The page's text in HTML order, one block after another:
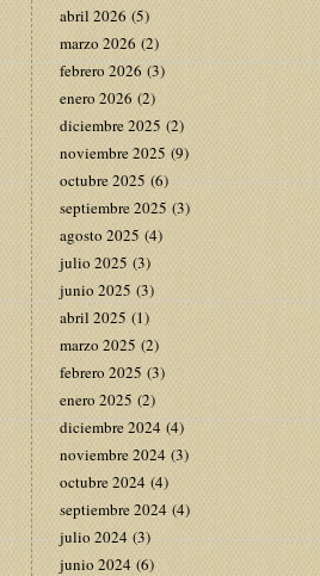
abril 2026 (5)
marzo 2026 (2)
febrero 2026(3)
enero 2026 (2)
diciembre 2025 (2)
noviembre 2025 (9)
octubre 2025(6)
septiembre 2025 (3)
agosto 2025 (4)
julio 2025 (3)
junio 2025 (3)
abril 2025 (1)
marzo 2025 (2)
febrero 2025 (3)
enero 2025 (2)
diciembre 2024(4)
noviembre 2024 (3)
octubre 2024 (4)
septiembre 2024 (4)
julio 2024(3)
junio 2024 (6)